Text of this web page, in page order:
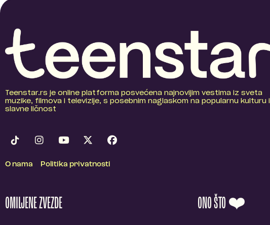
Teenstar.rs je online platforma posvećena najnovijim vestima iz sveta
muzike, filmova i televizije, s posebnim naglaskom na popularnu kulturu i
slavne ličnost
O nama Politika privatnosti
OMILJENE ZVEZDE ONO ŠTO ❤️